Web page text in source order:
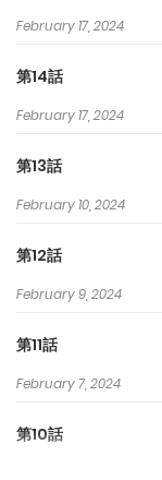
February 17, 2024
第14話
February 17, 2024
第13話
February 10, 2024
第12話
February 9, 2024
第11話
February 7, 2024
第10話